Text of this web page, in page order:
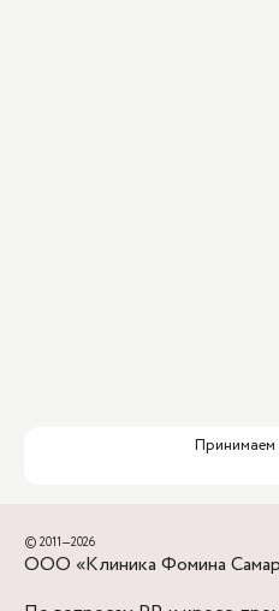
Принимаем
© 2011—2026
ООО «Клиника Фомина